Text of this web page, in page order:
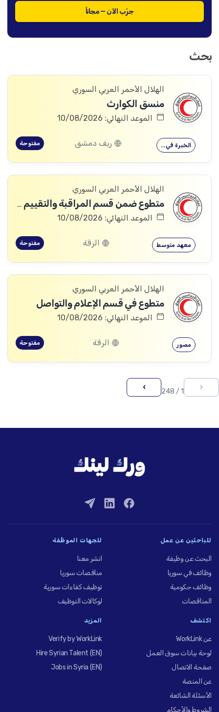
جرّب الآن — مجاناً
بحث
الهلال الأحمر العربي السوري
منسق الكوارث
الموعد النهائي: 10/08/2026
الخبرة في… ريف دمشق مفتوحة
الهلال الأحمر العربي السوري
متطوع ضمن قسم المراقبة والتقييم والتعلم (MEAL)
الموعد النهائي: 10/08/2026
معهد متوسط الرقة مفتوحة
الهلال الأحمر العربي السوري
متطوع في قسم الإعلام والتواصل
الموعد النهائي: 10/08/2026
مصور الرقة مفتوحة
‹
1 / 248
›
للباحثين عن عمل
البحث عن وظيفة
وظائف في سوريا
وظائف حكومية
المناقصات
للجهات الموظِّفة
انشر معنا
مناقصات سوريا
توظيف كفاءات سورية
لوكالات التوظيف
اكتشف
عن WorkLink
لوحة بيانات سوق العمل
صفحة الاتصال
عن المنصة
الأسئلة الشائعة
الشروط والأحكام
المزيد
Verify by WorkLink
Hire Syrian Talent (EN)
Jobs in Syria (EN)